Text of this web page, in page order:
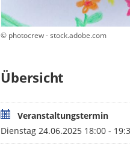
© photocrew - stock.adobe.com
Übersicht
Veranstaltungstermin
Dienstag 24.06.2025 18:00 -